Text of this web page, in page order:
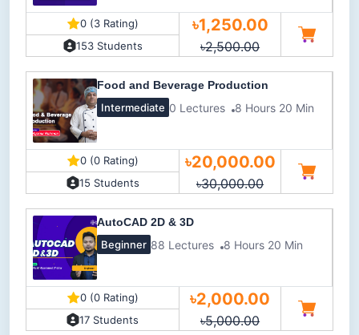
0 (3 Rating)
153 Students
৳1,250.00
৳2,500.00
Food and Beverage Production
Intermediate 0 Lectures 8 Hours 20 Min
0 (0 Rating)
15 Students
৳20,000.00
৳30,000.00
AutoCAD 2D & 3D
Beginner 88 Lectures 8 Hours 20 Min
0 (0 Rating)
17 Students
৳2,000.00
৳5,000.00